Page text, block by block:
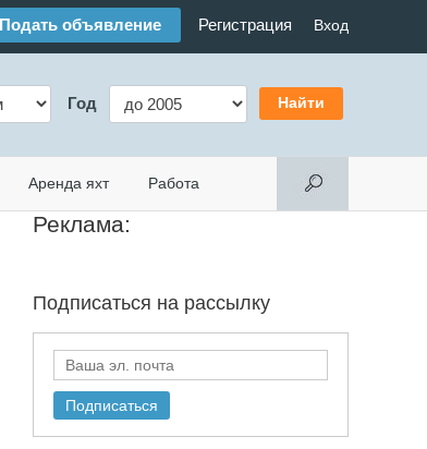
Подать объявление Регистрация Вход
Год
Аренда яхт Работа
Реклама:
Подписаться на рассылку